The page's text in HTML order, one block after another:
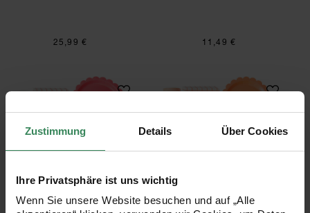
Zustimmung Details Über Cookies
Ihre Privatsphäre ist uns wichtig
Wenn Sie unsere Website besuchen und auf „Alle
25,99 € 11,49 €
Party-Set Weiß/Neon Pink
Party-Set Weiß/Neon Pink
Party-Set Weiß/
Party-Set Weiß/Neon Rot